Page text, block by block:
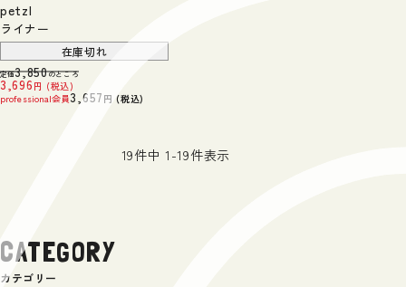
petzl
ライナー
在庫切れ
定価3,850のところ
3,696
税込
professional会員3,657 税込
19件中 1 -19件表示
CATEGORY
カテゴリー